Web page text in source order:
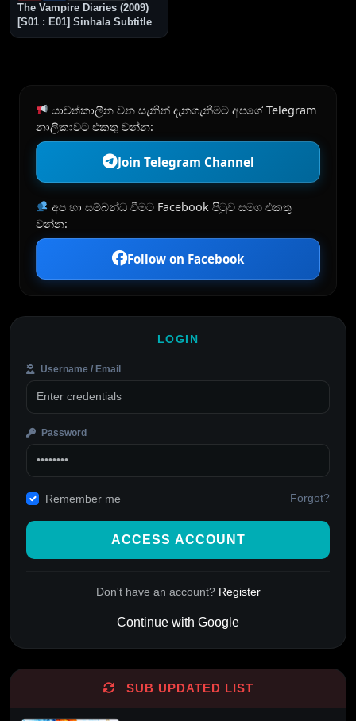
The Vampire Diaries (2009)
[S01 : E01] Sinhala Subtitle
යාවත්කාලීන වන සැනින් දැනගැනීමට අපගේ Telegram
නාලිකාවට එකතු වන්න:
Join Telegram Channel
අප හා සම්බන්ධ වීමට Facebook පිටුව සමග එකතු
වන්න:
Follow on Facebook
LOGIN
Username / Email
Password
Remember me Forgot?
ACCESS ACCOUNT
Don't have an account? Register
Continue with Google
SUB UPDATED LIST